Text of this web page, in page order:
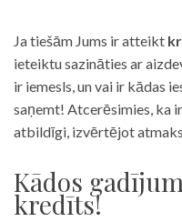
Ja tiešām Jums ir atteikt
ieteiktu sazināties ar
ir iemesls, un vai ir kādas
saņemt! Atcerēsimies, ka
atbildīgi, izvērtējot
Kādos
kredīts!